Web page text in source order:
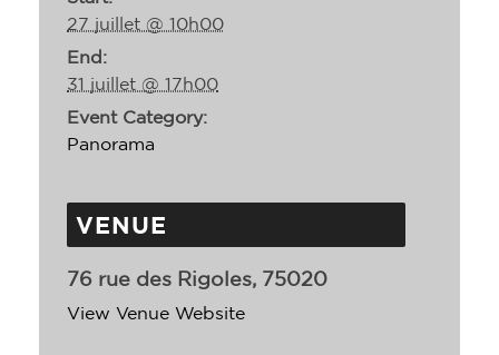
27 juillet @ 10h00
End:
31 juillet @ 17h00
Event Category:
Panorama
VENUE
76 rue des Rigoles, 75020
View Venue Website